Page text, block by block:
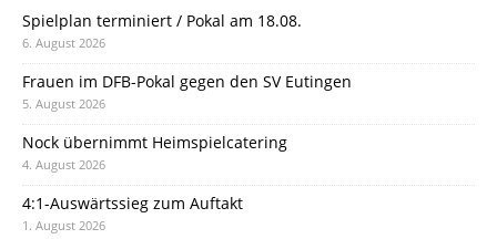
Spielplan terminiert / Pokal am 18.08.
6. August 2026
Frauen im DFB-Pokal gegen den SV Eutingen
5. August 2026
Nock übernimmt Heimspielcatering
4. August 2026
4:1-Auswärtssieg zum Auftakt
1. August 2026